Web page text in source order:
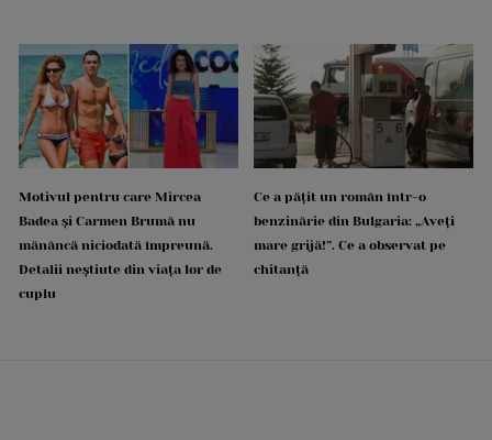
Motivul pentru care Mircea
Badea și Carmen Brumă nu
mănâncă niciodată împreună.
Detalii neștiute din viața lor de
cuplu
Ce a pățit un român într-o
benzinărie din Bulgaria: „Aveți
mare grijă!”. Ce a observat pe
chitanță